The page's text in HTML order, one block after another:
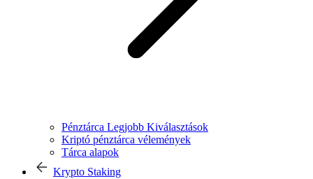
Pénztárca Legjobb Kiválasztások
Kriptó pénztárca vélemények
Tárca alapok
Krypto Staking